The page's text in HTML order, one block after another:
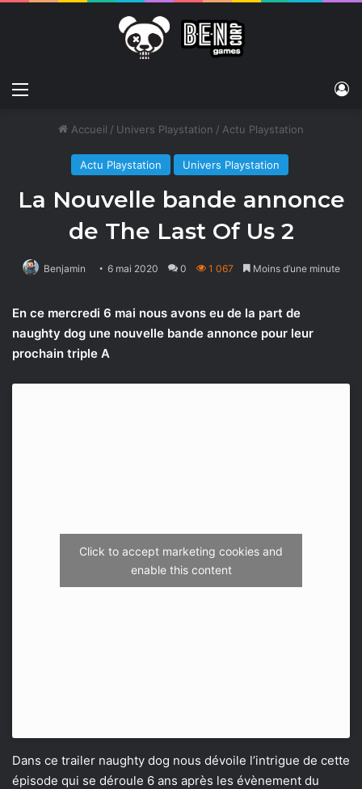
Menu
Accueil / Univers Playstation / Actu Playstation
Actu Playstation Univers Playstation
La Nouvelle bande annonce
de The Last Of Us 2
Benjamin 6 mai 2020 0 1 067 Moins d’une minute
En ce mercredi 6 mai nous avons eu de la part de
naughty dog une nouvelle bande annonce pour leur
prochain triple A
Click to accept marketing cookies and
enable this content
Dans ce trailer naughty dog nous dévoile l’intrigue de cette
épisode qui se déroule 6 ans après les évènement du